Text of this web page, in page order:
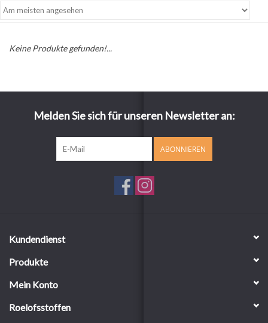
Keine Produkte gefunden!...
Melden Sie sich für unseren Newsletter an:
ABONNIEREN
Kundendienst
Produkte
Mein Konto
Roelofsstoffen